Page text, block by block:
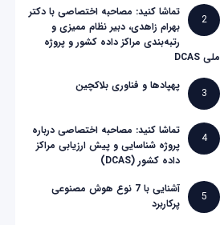
2
تماشا کنید: مصاحبه اختصاصی با دکتر
بهرام زاهدی، دبیر نظام ممیزی و
رتبه‌بندی مراکز داده کشور و پروژه
ملی DCAS
3
پهپادها و فناوری بلاکچین
4
تماشا کنید: مصاحبه اختصاصی درباره
پروژه شناسایی و پیش ارزیابی مراکز
داده کشور (DCAS)
5
آشنایی با 7 نوع هوش مصنوعی
پرکاربرد